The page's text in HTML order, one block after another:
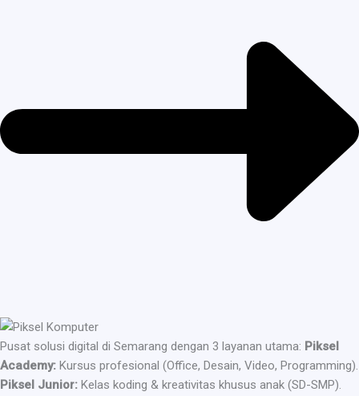
Pusat solusi digital di Semarang dengan 3 layanan utama: Piksel
Academy: Kursus profesional (Office, Desain, Video, Programming).
Piksel Junior: Kelas koding & kreativitas khusus anak (SD-SMP).